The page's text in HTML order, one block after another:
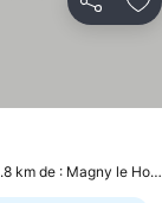
Partager
Neufmoutiers-en-Brie, à 11.8 km de : Magny le Hongre